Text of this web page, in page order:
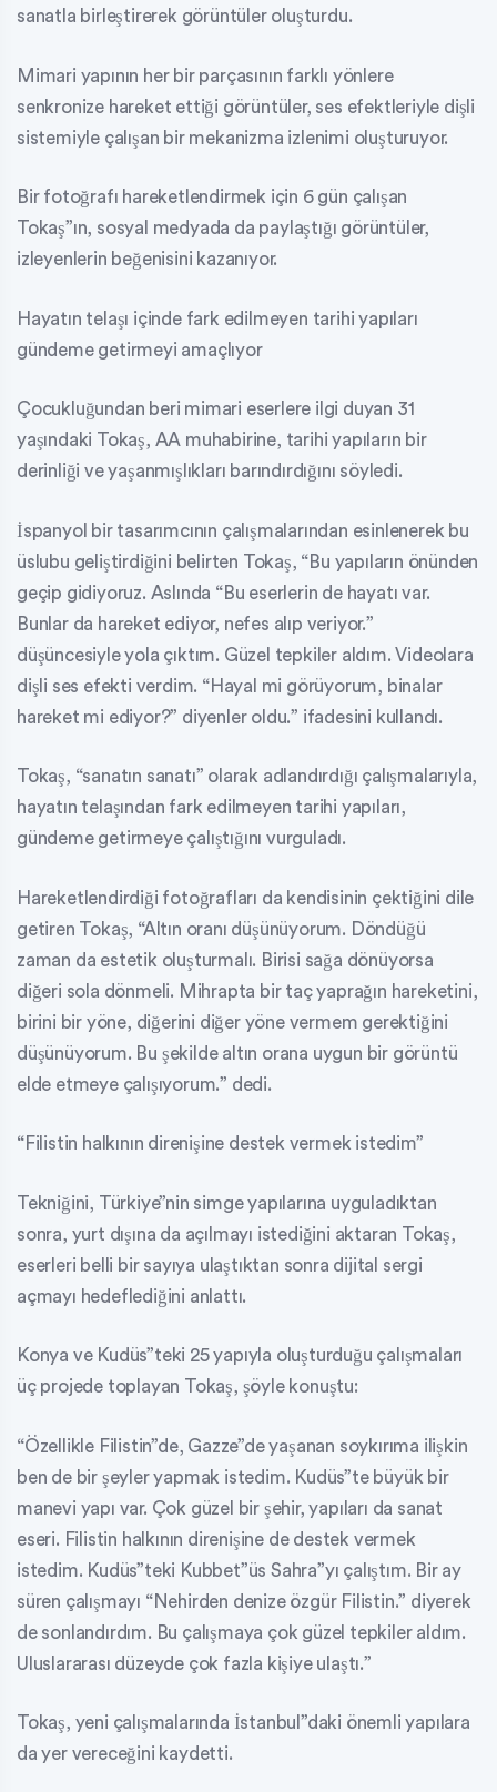
sanatla birleştirerek görüntüler oluşturdu.
Mimari yapının her bir parçasının farklı yönlere
senkronize hareket ettiği görüntüler, ses efektleriyle dişli
sistemiyle çalışan bir mekanizma izlenimi oluşturuyor.
Bir fotoğrafı hareketlendirmek için 6 gün çalışan
Tokaş”ın, sosyal medyada da paylaştığı görüntüler,
izleyenlerin beğenisini kazanıyor.
Hayatın telaşı içinde fark edilmeyen tarihi yapıları
gündeme getirmeyi amaçlıyor
Çocukluğundan beri mimari eserlere ilgi duyan 31
yaşındaki Tokaş, AA muhabirine, tarihi yapıların bir
derinliği ve yaşanmışlıkları barındırdığını söyledi.
İspanyol bir tasarımcının çalışmalarından esinlenerek bu
üslubu geliştirdiğini belirten Tokaş, “Bu yapıların önünden
geçip gidiyoruz. Aslında “Bu eserlerin de hayatı var.
Bunlar da hareket ediyor, nefes alıp veriyor.”
düşüncesiyle yola çıktım. Güzel tepkiler aldım. Videolara
dişli ses efekti verdim. “Hayal mi görüyorum, binalar
hareket mi ediyor?” diyenler oldu.” ifadesini kullandı.
Tokaş, “sanatın sanatı” olarak adlandırdığı çalışmalarıyla,
hayatın telaşından fark edilmeyen tarihi yapıları,
gündeme getirmeye çalıştığını vurguladı.
Hareketlendirdiği fotoğrafları da kendisinin çektiğini dile
getiren Tokaş, “Altın oranı düşünüyorum. Döndüğü
zaman da estetik oluşturmalı. Birisi sağa dönüyorsa
diğeri sola dönmeli. Mihrapta bir taç yaprağın hareketini,
birini bir yöne, diğerini diğer yöne vermem gerektiğini
düşünüyorum. Bu şekilde altın orana uygun bir görüntü
elde etmeye çalışıyorum.” dedi.
“Filistin halkının direnişine destek vermek istedim”
Tekniğini, Türkiye”nin simge yapılarına uyguladıktan
sonra, yurt dışına da açılmayı istediğini aktaran Tokaş,
eserleri belli bir sayıya ulaştıktan sonra dijital sergi
açmayı hedeflediğini anlattı.
Konya ve Kudüs”teki 25 yapıyla oluşturduğu çalışmaları
üç projede toplayan Tokaş, şöyle konuştu:
“Özellikle Filistin”de, Gazze”de yaşanan soykırıma ilişkin
ben de bir şeyler yapmak istedim. Kudüs”te büyük bir
manevi yapı var. Çok güzel bir şehir, yapıları da sanat
eseri. Filistin halkının direnişine de destek vermek
istedim. Kudüs”teki Kubbet”üs Sahra”yı çalıştım. Bir ay
süren çalışmayı “Nehirden denize özgür Filistin.” diyerek
de sonlandırdım. Bu çalışmaya çok güzel tepkiler aldım.
Uluslararası düzeyde çok fazla kişiye ulaştı.”
Tokaş, yeni çalışmalarında İstanbul”daki önemli yapılara
da yer vereceğini kaydetti.